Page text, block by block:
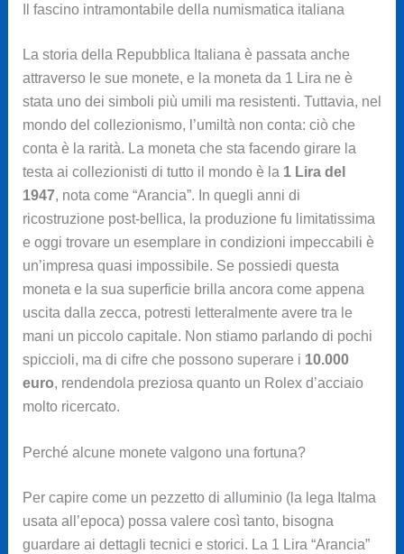
Il fascino intramontabile della numismatica italiana
La storia della Repubblica Italiana è passata anche
attraverso le sue monete, e la moneta da 1 Lira ne è
stata uno dei simboli più umili ma resistenti. Tuttavia, nel
mondo del collezionismo, l’umiltà non conta: ciò che
conta è la rarità. La moneta che sta facendo girare la
testa ai collezionisti di tutto il mondo è la 1 Lira del
1947, nota come “Arancia”. In quegli anni di
ricostruzione post-bellica, la produzione fu limitatissima
e oggi trovare un esemplare in condizioni impeccabili è
un’impresa quasi impossibile. Se possiedi questa
moneta e la sua superficie brilla ancora come appena
uscita dalla zecca, potresti letteralmente avere tra le
mani un piccolo capitale. Non stiamo parlando di pochi
spiccioli, ma di cifre che possono superare i 10.000
euro, rendendola preziosa quanto un Rolex d’acciaio
molto ricercato.
Perché alcune monete valgono una fortuna?
Per capire come un pezzetto di alluminio (la lega Italma
usata all’epoca) possa valere così tanto, bisogna
guardare ai dettagli tecnici e storici. La 1 Lira “Arancia”